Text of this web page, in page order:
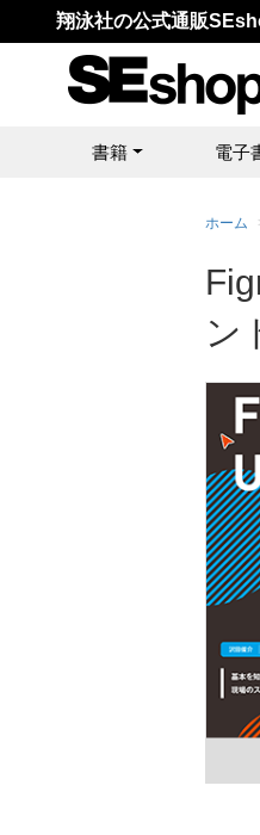
翔泳社の公式通販
書籍 電子
ホーム
ン